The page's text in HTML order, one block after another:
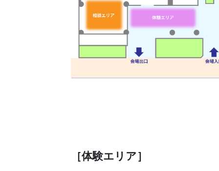
［体験エリア］